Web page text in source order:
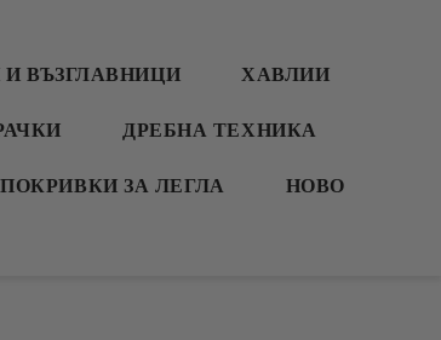
ВЪЗГЛАВНИЦИ ХАВЛИИ
ДРЕБНА ТЕХНИКА
ЗА ЛЕГЛА НОВО